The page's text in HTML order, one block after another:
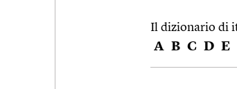
Il dizionario di
A B C D E